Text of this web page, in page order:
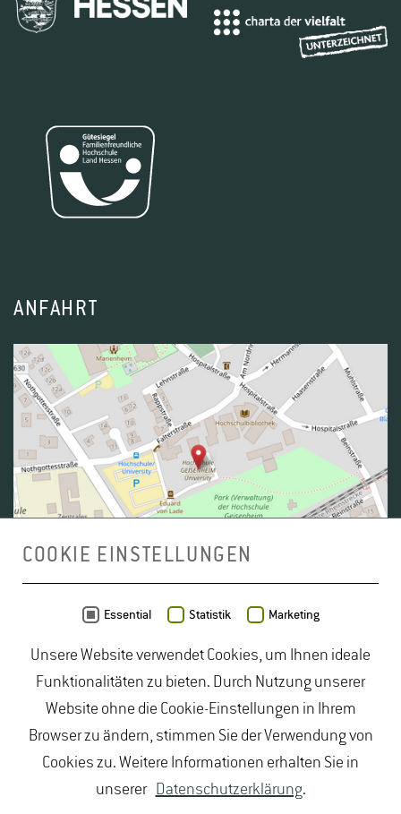
ANFAHRT
OpenStreetMap- Veröffentlicht unterODbL
duales Studium Gartenbau| Gartenbau Studium|
Lebensmittelrecht Studium|Lebensmittelsicherheit
Studium| Naturschutz Studium|Oenologie
Studium| Studiengang Logistik|Studiengänge
Lebensmittel |Studiengänge Natur| Studiengänge
COOKIE EINSTELLUNGEN
Essential Statistik Marketing
Unsere Website verwendet Cookies, um Ihnen ideale
Funktionalitäten zu bieten. Durch Nutzung unserer
Website ohne die Cookie-Einstellungen in Ihrem
Browser zu ändern, stimmen Sie der Verwendung von
Cookies zu. Weitere Informationen erhalten Sie in
unserer Datenschutzerklärung.